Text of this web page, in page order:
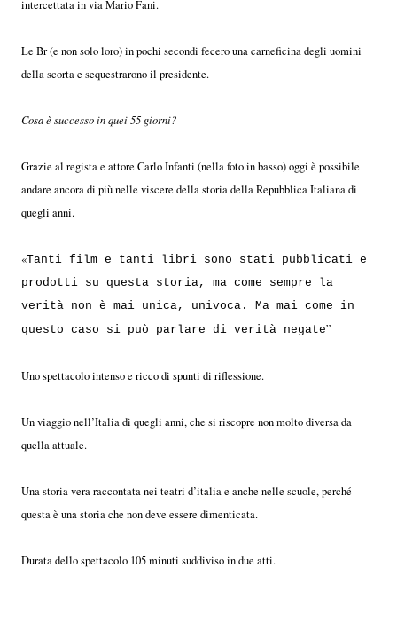
intercettata in via Mario Fani.
Le Br (e non solo loro) in pochi secondi fecero una carneficina degli uomini
della scorta e sequestrarono il presidente.
Cosa è successo in quei 55 giorni?
Grazie al regista e attore Carlo Infanti (nella foto in basso) oggi è possibile
andare ancora di più nelle viscere della storia della Repubblica Italiana di
quegli anni.
« Tanti film e tanti libri sono stati pubblicati e
prodotti su questa storia, ma come sempre la
verità non è mai unica, univoca. Ma mai come in
questo caso si può parlare di verità negate”
Uno spettacolo intenso e ricco di spunti di riflessione.
Un viaggio nell’Italia di quegli anni, che si riscopre non molto diversa da
quella attuale.
Una storia vera raccontata nei teatri d’italia e anche nelle scuole, perché
questa è una storia che non deve essere dimenticata.
Durata dello spettacolo 105 minuti suddiviso in due atti.